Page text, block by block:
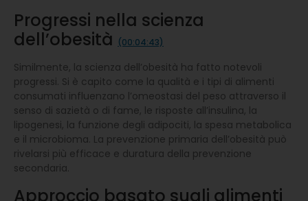
Progressi nella scienza
dell’obesità (00:04:43)
Similmente, la scienza dell’obesità ha fatto notevoli
progressi. Si è capito come la qualità e i tipi di alimenti
consumati influenzano l’omeostasi del peso attraverso il
senso di sazietà o di fame, le risposte all’insulina, la
lipogenesi, la funzione degli adipociti, la spesa metabolica
e il microbioma. La prevenzione primaria dell’obesità può
rivelarsi più efficace e duratura della prevenzione
secondaria.
Approccio basato sugli alimenti